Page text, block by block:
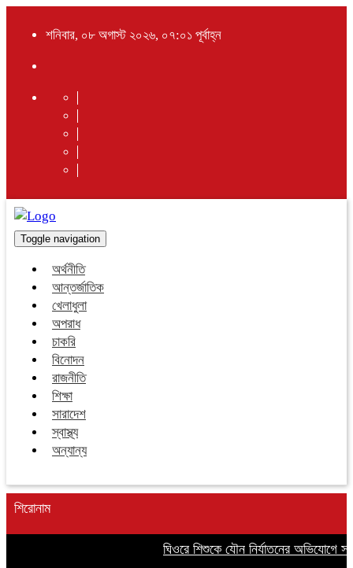
শনিবার, ০৮ অগাস্ট ২০২৬, ০৭:০১ পূর্বাহ্ন
Toggle navigation
অর্থনীতি
আন্তর্জাতিক
খেলাধুলা
অপরাধ
চাকরি
বিনোদন
রাজনীতি
শিক্ষা
সারাদেশ
স্বাস্থ্য
অন্যান্য
শিরোনাম
ঘিওরে শিশুকে যৌন নির্যাতনের অভিযোগে সৎ